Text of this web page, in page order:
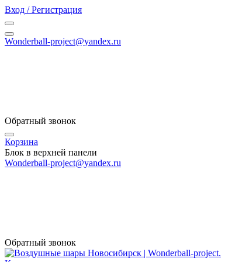
Вход / Регистрация
Wonderball-project@yandex.ru
Обратный звонок
Корзина
Блок в верхней панели
Wonderball-project@yandex.ru
Обратный звонок